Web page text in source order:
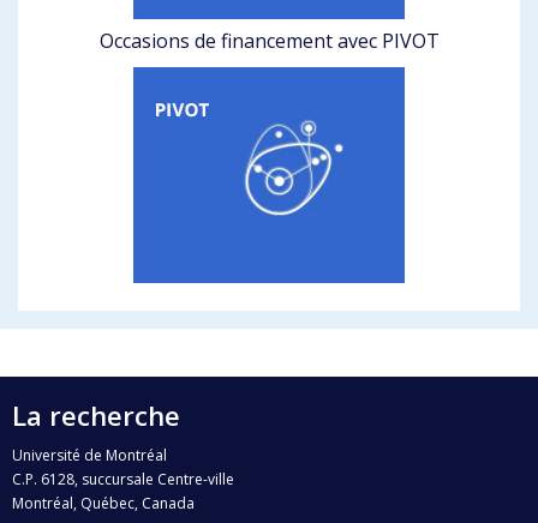
Occasions de financement avec PIVOT
La recherche
Université de Montréal
C.P. 6128, succursale Centre-ville
Montréal, Québec, Canada